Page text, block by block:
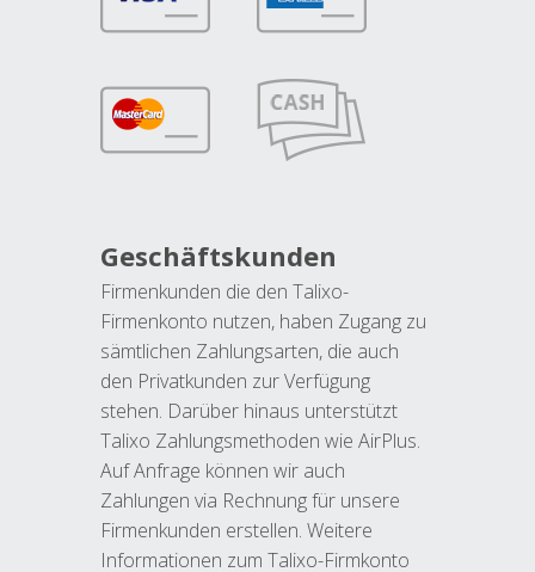
Geschäftskunden
Firmenkunden die den Talixo-
Firmenkonto nutzen, haben Zugang zu
sämtlichen Zahlungsarten, die auch
den Privatkunden zur Verfügung
stehen. Darüber hinaus unterstützt
Talixo Zahlungsmethoden wie AirPlus.
Auf Anfrage können wir auch
Zahlungen via Rechnung für unsere
Firmenkunden erstellen. Weitere
Informationen zum Talixo-Firmkonto